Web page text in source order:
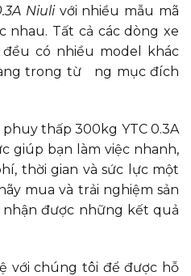
Niuli với nhiều mẫu mã
nhau. Tất cả các dòng xe
có nhiều model khác
trong từ ng mục đích
thấp 300kg YTC 0.3A
giúp bạn làm việc nhanh,
thời gian và sức lực một
mua và trải nghiệm sản
được những kết quả
với chúng tôi để được hỗ